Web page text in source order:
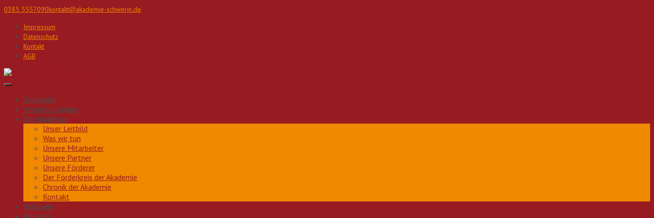
Direkt
Inhalt
0385 5557090kontakt@akademie-schwerin.de
Impressum
Datenschutz
Kontakt
AGB
Startseite
Veranstaltungen
Die Akademie
Unser Leitbild
Was wir tun
Unsere Mitarbeiter
Unsere Partner
Unsere Förderer
Der Förderkreis der Akademie
Chronik der Akademie
Kontakt
Welcome
Projekte